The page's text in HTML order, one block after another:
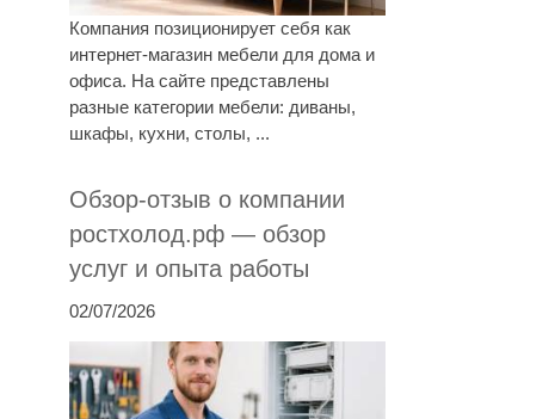
Компания позиционирует себя как
интернет-магазин мебели для дома и
офиса. На сайте представлены
разные категории мебели: диваны,
шкафы, кухни, столы, ...
Обзор-отзыв о компании
ростхолод.рф — обзор
услуг и опыта работы
02/07/2026